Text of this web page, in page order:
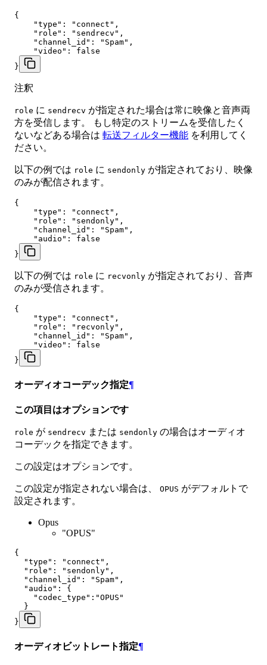
{
    "type": "connect",
    "role": "sendrecv",
    "channel_id": "Spam",
    "video": false
}
注釈
role に sendrecv が指定された場合は常に映像と音声両
方を受信します。 もし特定のストリームを受信したく
ないなどある場合は 転送フィルター機能 を利用してく
ださい。
以下の例では role に sendonly が指定されており、映像
のみが配信されます。
{
    "type": "connect",
    "role": "sendonly",
    "channel_id": "Spam",
    "audio": false
}
以下の例では role に recvonly が指定されており、音声
のみが受信されます。
{
    "type": "connect",
    "role": "recvonly",
    "channel_id": "Spam",
    "video": false
}
オーディオコーデック指定¶
この項目はオプションです
role が sendrecv または sendonly の場合はオーディオ
コーデックを指定できます。
この設定はオプションです。
この設定が指定されない場合は、 OPUS がデフォルトで
設定されます。
Opus
"OPUS"
{
  "type": "connect",
  "role": "sendonly",
  "channel_id": "Spam",
  "audio": {
    "codec_type":"OPUS"
  }
}
オーディオビットレート指定¶